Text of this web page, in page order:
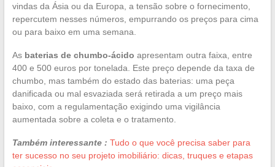
vindas da Ásia ou da Europa, a tensão sobre o fornecimento,
repercutem nesses números, empurrando os preços para cima
ou para baixo em uma semana.
As baterias de chumbo-ácido apresentam outra faixa, entre
400 e 500 euros por tonelada. Este preço depende da taxa de
chumbo, mas também do estado das baterias: uma peça
danificada ou mal esvaziada será retirada a um preço mais
baixo, com a regulamentação exigindo uma vigilância
aumentada sobre a coleta e o tratamento.
Também interessante : Tudo o que você precisa saber para
ter sucesso no seu projeto imobiliário: dicas, truques e etapas